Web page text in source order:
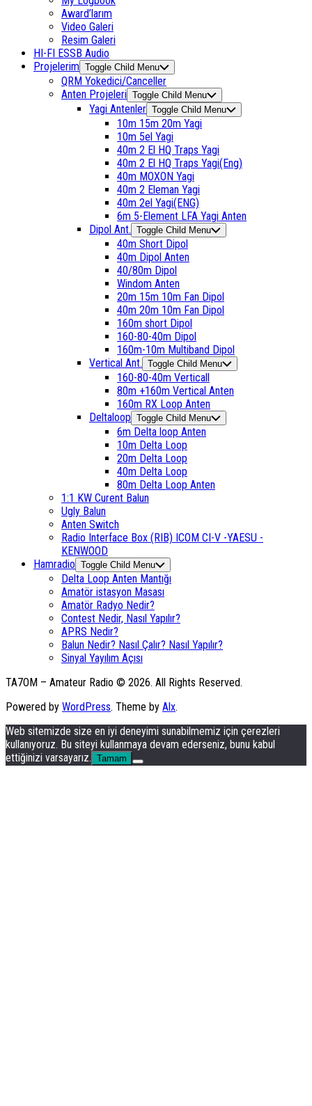
Award’larım
Video Galeri
Resim Galeri
HI-FI ESSB Audio
Projelerim Toggle Child Menu
QRM Yokedici/Canceller
Anten Projeleri Toggle Child Menu
Yagi Antenler Toggle Child Menu
10m 15m 20m Yagi
10m 5el Yagi
40m 2 El HQ Traps Yagi
40m 2 El HQ Traps Yagi(Eng)
40m MOXON Yagi
40m 2 Eleman Yagi
40m 2el Yagi(ENG)
6m 5-Element LFA Yagi Anten
Dipol Ant. Toggle Child Menu
40m Short Dipol
40m Dipol Anten
40/80m Dipol
Windom Anten
20m 15m 10m Fan Dipol
40m 20m 10m Fan Dipol
160m short Dipol
160-80-40m Dipol
160m-10m Multiband Dipol
Vertical Ant. Toggle Child Menu
160-80-40m Verticall
80m +160m Vertical Anten
160m RX Loop Anten
Deltaloop Toggle Child Menu
6m Delta loop Anten
10m Delta Loop
20m Delta Loop
40m Delta Loop
80m Delta Loop Anten
1:1 KW Curent Balun
Ugly Balun
Anten Switch
Radio Interface Box (RIB) ICOM CI-V -YAESU -
KENWOOD
Hamradio Toggle Child Menu
Delta Loop Anten Mantığı
Amatör istasyon Masası
Amatör Radyo Nedir?
Contest Nedir, Nasıl Yapılır?
APRS Nedir?
Balun Nedir? Nasıl Çalır? Nasıl Yapılır?
Sinyal Yayılım Açısı
TA7OM – Amateur Radio © 2026. All Rights Reserved.
Powered by WordPress. Theme by Alx.
Web sitemizde size en iyi deneyimi sunabilmemiz için çerezleri
kullanıyoruz. Bu siteyi kullanmaya devam ederseniz, bunu kabul
ettiğinizi varsayarız. Tamam